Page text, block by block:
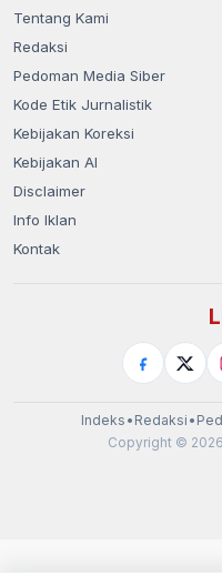
Tentang Kami
Redaksi
Pedoman Media Siber
Kode Etik Jurnalistik
Kebijakan Koreksi
Kebijakan AI
Disclaimer
Info Iklan
Kontak
Indeks • Redaksi •
Copyright ©